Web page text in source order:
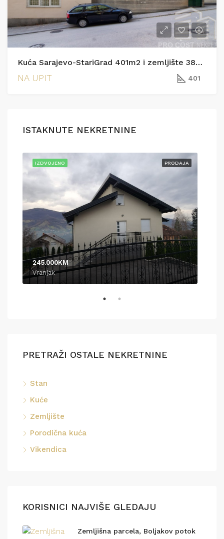
Kuća Sarajevo-StariGrad 401m2 i zemljište 385m2
NA UPIT 401
ISTAKNUTE NEKRETNINE
PRODAJA
IZDVOJENO
245.000KM
Vranjak
PRETRAŽI OSTALE NEKRETNINE
Stan
Kuće
Zemljište
Porodična kuća
Vikendica
KORISNICI NAJVIŠE GLEDAJU
Zemljišna parcela, Boljakov potok